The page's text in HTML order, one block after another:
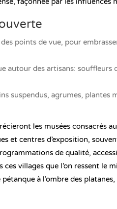
points de vue, pour
autour des artisans: souffleurs
suspendus, agrumes, plantes
les musées consacrés
et centres d’exposition,
de qualité,
ces villages que l’on ressent le
à l’ombre des